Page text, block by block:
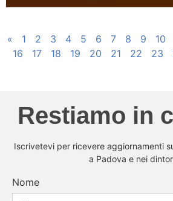
« 1 2 3 4 5 6 7 8 9 10
16
17 18 19 20 21 22 23
Restiamo in
Iscrivetevi per ricevere aggiornamenti
a Padova e nei
Nome